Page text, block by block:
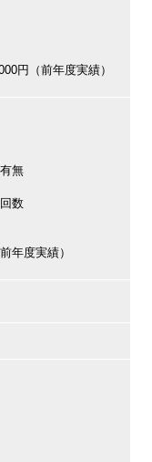
円（前年度実績）
無
数
年度実績）